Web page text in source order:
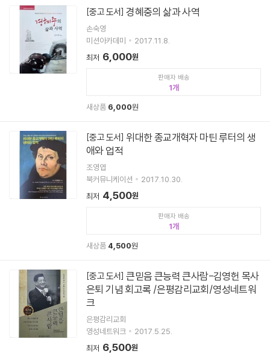
[중고 도서] 경혜중의 삶과 사역
손숙영
미션아카데미
2017.11.8.
최저 6,000원
판매자 배송
1
새상품 6,000원
[중고 도서]
애와 업적
조영엽
북커뮤니케이션
2017.10.30.
최저 4,500원
판매자 배송
1
새상품 4,500원
[중고 도서] 큰믿음 큰능력 큰사람-김영헌 목사
은퇴 기념 회고록 /은평감리교회/영성네트워
크
은평감리교회
영성네트워크
2017.5.25.
최저 6,500원